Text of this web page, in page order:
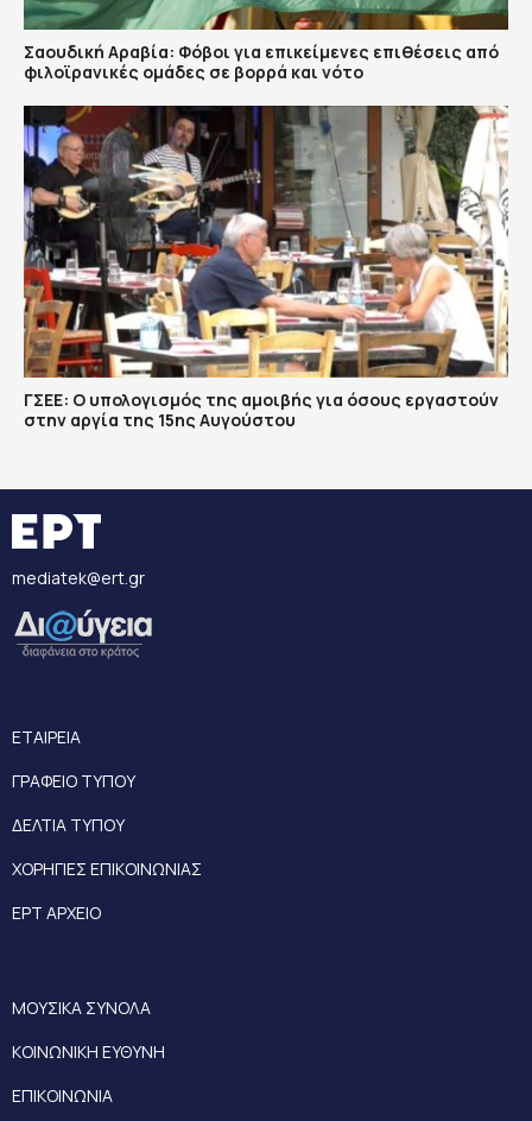
Σαουδική Αραβία: Φόβοι για επικείμενες επιθέσεις από
φιλοϊρανικές ομάδες σε βορρά και νότο
ΓΣΕΕ: Ο υπολογισμός της αμοιβής για όσους εργαστούν
στην αργία της 15ης Αυγούστου
mediatek@ert.gr
ΕΤΑΙΡΕΙΑ
ΓΡΑΦΕΙΟ ΤΥΠΟΥ
ΔΕΛΤΙΑ ΤΥΠΟΥ
ΧΟΡΗΓΙΕΣ ΕΠΙΚΟΙΝΩΝΙΑΣ
ΕΡΤ ΑΡΧΕΙΟ
ΜΟΥΣΙΚΑ ΣΥΝΟΛΑ
ΚΟΙΝΩΝΙΚΗ ΕΥΘΥΝΗ
ΕΠΙΚΟΙΝΩΝΙΑ